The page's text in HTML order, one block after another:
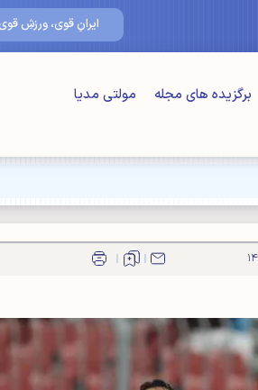
ایرانِ قوی، ورزشِ قوی ۱۵/مرداد/۱۴۰۵
برگزیده های مجله مولتی مدیا